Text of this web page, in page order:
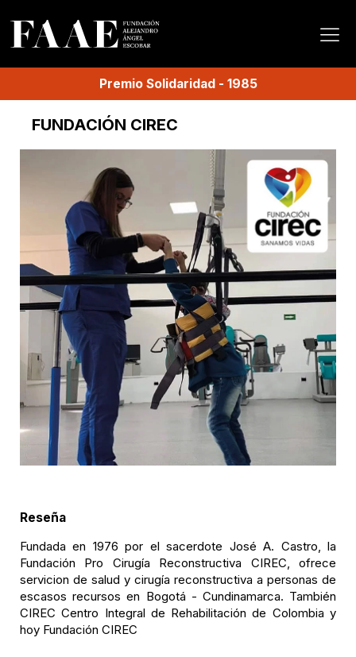
Premio Solidaridad- 1985
FUNDACIÓN CIREC
Reseña
Fundada en 1976 por el sacerdote José A. Castro, la
Fundación Pro Cirugía Reconstructiva CIREC, ofrece
servicion de salud y cirugía reconstructiva a personas de
escasos recursos en Bogotá - Cundinamarca. También
CIREC Centro Integral de Rehabilitación de Colombia y
hoy Fundación CIREC